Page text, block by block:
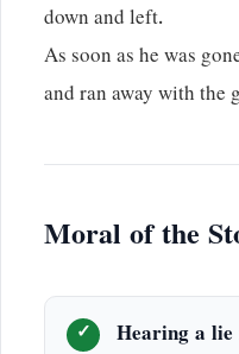
down and left.
As soon as he was
and ran away with the
Moral of the
Hearing a lie